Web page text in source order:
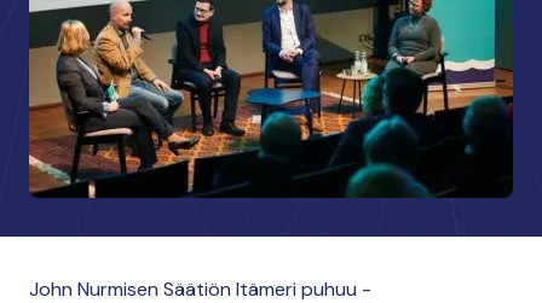
John Nurmisen Säätiön Itämeri puhuu -